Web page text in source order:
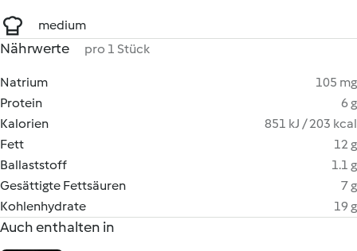
medium
Nährwerte pro 1 Stück
Natrium
105 mg
Protein
6 g
Kalorien
851 kJ / 203 kcal
Fett
12 g
Ballaststoff
1.1 g
Gesättigte Fettsäuren
7 g
Kohlenhydrate
19 g
Auch enthalten in